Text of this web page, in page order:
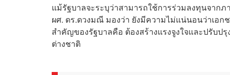
แม้รัฐบาลจะระบุว่าสามารถใช้การร่วมลงทุนจาก
ผศ. ดร.ดวงมณี มองว่า ยังมีความไม่แน่นอนว่าเอ
สำคัญของรัฐบาลคือ ต้องสร้างแรงจูงใจและปรับ
ต่างชาติ